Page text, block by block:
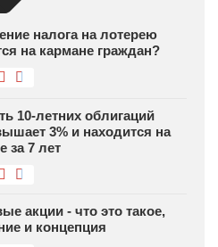
налога на лотерею
на кармане граждан?
10-летних облигаций
3% и находится на
за 7 лет
акции - что это такое,
и концепция